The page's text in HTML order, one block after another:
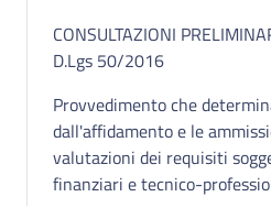
CONSULTAZIONI
D.Lgs 50/2016
Provvedimento che
dall'affidamento e le
valutazioni dei requisiti
finanziari e tecnico-